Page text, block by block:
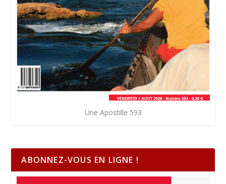
Une Apostille 593
ABONNEZ-VOUS EN LIGNE !